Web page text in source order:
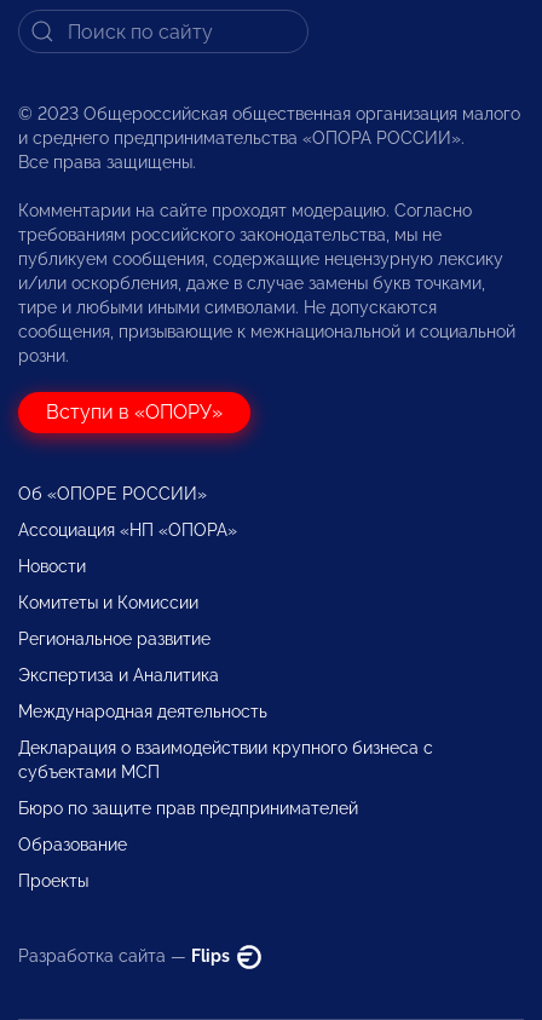
© 2023 Общероссийская общественная организация малого
и среднего предпринимательства «ОПОРА РОССИИ».
Все права защищены.
Комментарии на сайте проходят модерацию. Согласно
требованиям российского законодательства, мы не
публикуем сообщения, содержащие нецензурную лексику
и/или оскорбления, даже в случае замены букв точками,
тире и любыми иными символами. Не допускаются
сообщения, призывающие к межнациональной и социальной
розни.
Вступи в «ОПОРУ»
Об «ОПОРЕ РОССИИ»
Ассоциация «НП «ОПОРА»
Новости
Комитеты и Комиссии
Региональное развитие
Экспертиза и Аналитика
Международная деятельность
Декларация о взаимодействии крупного бизнеса с
субъектами МСП
Бюро по защите прав предпринимателей
Образование
Проекты
Разработка сайта — Flips